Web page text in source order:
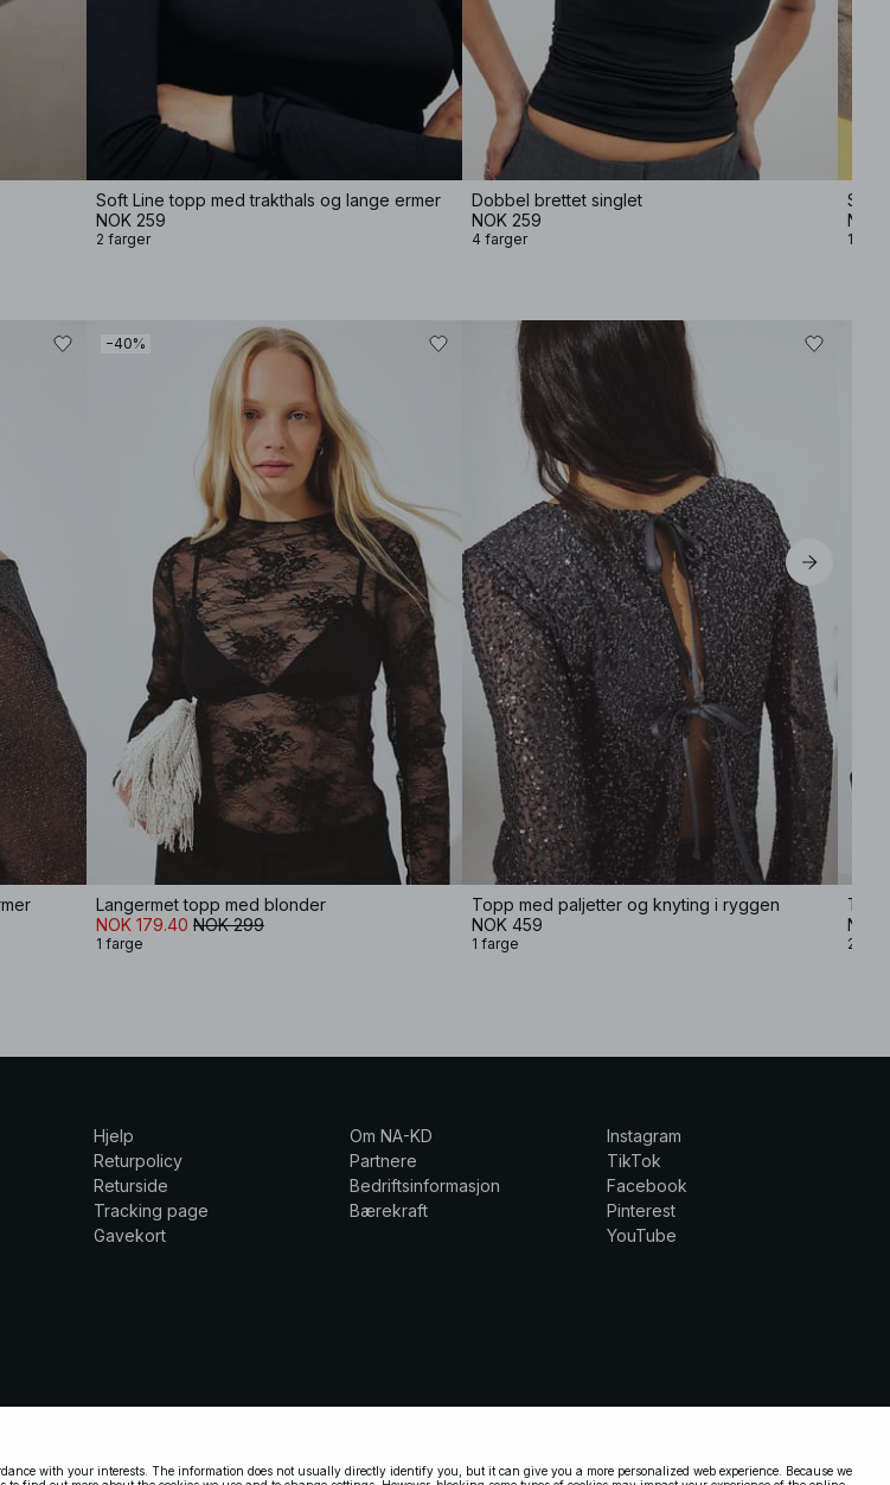
Soft Line topp med trakthals og lange ermer
NOK 259
2 farger
Dobbel brettet singlet
NOK 259
4 farger
NOK
11
−40%
Langermet topp med blonder
NOK 179.40 NOK 299
1 farge
Topp med paljetter og knyting i ryggen
NOK 459
1 farge
NOK
2
Hjelp
Returpolicy
Returside
Tracking page
Gavekort
Om NA-KD
Partnere
Bedriftsinformasjon
Bærekraft
Instagram
TikTok
Facebook
Pinterest
YouTube